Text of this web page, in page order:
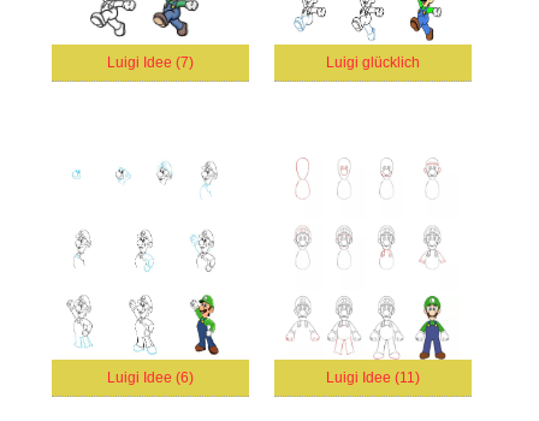
Luigi Idee (7) Luigi glücklich
Luigi Idee (6) Luigi Idee (11)